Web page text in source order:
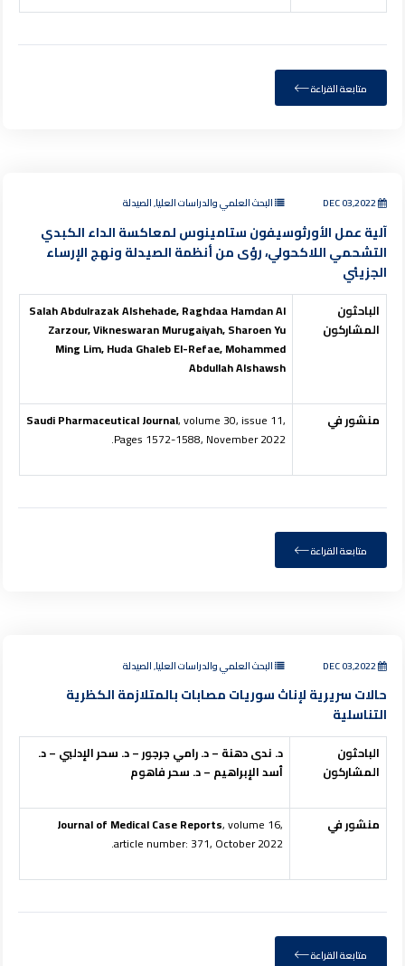
متابعة القراءة
DEC 03,2022 البحث العلمي والدراسات العليا, الصيدلة
آلية عمل الأورثوسيفون ستامينوس لمعاكسة الداء الكبدي
التشحمي اللاكحولي، رؤى من أنظمة الصيدلة ونهج الإرساء
الجزيئي
الباحثون
المشاركون
Salah Abdulrazak Alshehade, Raghdaa Hamdan Al
Zarzour, Vikneswaran Murugaiyah, Sharoen Yu
Ming Lim, Huda Ghaleb El-Refae, Mohammed
Abdullah Alshawsh
منشور في Saudi Pharmaceutical Journal, volume 30, issue 11,
Pages 1572-1588, November 2022.
متابعة القراءة
DEC 03,2022 البحث العلمي والدراسات العليا, الصيدلة
حالات سريرية لإناث سوريات مصابات بالمتلازمة الكظرية
التناسلية
الباحثون
المشاركون
د. ندى دهنة – د. رامي جرجور – د. سحر الإدلبي – د.
أسد الإبراهيم – د. سحر فاهوم
منشور في Journal of Medical Case Reports, volume 16,
article number: 371, October 2022.
متابعة القراءة